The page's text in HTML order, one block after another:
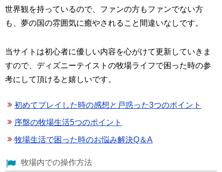
世界観を持っているので、ファンの方もファンでない方
も、夢の国の雰囲気に癒やされること間違いなしです。
当サイトは初心者に優しい内容を心がけて更新していきま
すので、ディズニーテイストの牧場ライフで困った時の参
考にして頂けると嬉しいです。
初めてプレイした時の感想と戸惑った3つのポイント
序盤の牧場生活5つのポイント
牧場生活で困った時のお悩み解決Q＆A
牧場内での操作方法